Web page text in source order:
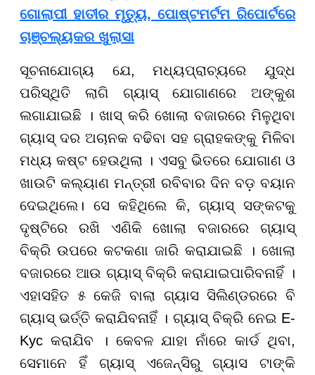
ଗୋଲାପୀ ହାତୀର ମୃତ୍ୟୁ, ପୋଷ୍ଟମର୍ଟମ ରିପୋର୍ଟରେ
ଚାଞ୍ଚଲ୍ୟକର ଖୁଲାସା
ସୂଚନାଯୋଗ୍ୟ ଯେ, ମଧ୍ୟପ୍ରାଚ୍ୟରେ ଯୁଦ୍ଧ
ପରିସ୍ଥିତି ଲାଗି ଗ୍ୟାସ୍ ଯୋଗାଣରେ ଅଙ୍କୁଶ
ଲଗାଯାଇଛି । ଖାସ୍ କରି ଖୋଲା ବଜାରରେ ମିଳୁଥିବା
ଗ୍ୟାସ୍ ଦର ଅଚାନକ ବଢିବା ସହ ଗ୍ରାହକଙ୍କୁ ମିଳିବା
ମଧ୍ୟ କଷ୍ଟ ହେଉଥିଲା । ଏସବୁ ଭିତରେ ଯୋଗାଣ ଓ
ଖାଉଟି କଲ୍ୟାଣ ମନ୍ତ୍ରୀ ରବିବାର ଦିନ ବଡ଼ ବୟାନ
ଦେଇଥିଲେ। ସେ କହିଥିଲେ କି, ଗ୍ୟାସ୍ ସଙ୍କଟକୁ
ଦୃଷ୍ଟିରେ ରଖି ଏଣିକି ଖୋଲା ବଜାରରେ ଗ୍ୟାସ୍
ବିକ୍ରି ଉପରେ କଟକଣା ଜାରି କରାଯାଇଛି । ଖୋଲା
ବଜାରରେ ଆଉ ଗ୍ୟାସ୍ ବିକ୍ରି କରାଯାଇପାରିବନାହିଁ ।
ଏହାସହିତ ୫ କେଜି ବାଲା ଗ୍ୟାସ ସିଲିଣ୍ଡରରେ ବି
ଗ୍ୟାସ୍ ଭର୍ତ୍ତି କରାଯିବନାହିଁ । ଗ୍ୟାସ୍ ବିକ୍ରି ନେଇ E-
Kyc କରାଯିବ । କେବଳ ଯାହା ନାଁରେ କାର୍ଡ ଥିବା,
ସେମାନେ ହିଁ ଗ୍ୟାସ୍ ଏଜେନ୍ସିରୁ ଗ୍ୟାସ ଟାଙ୍କି